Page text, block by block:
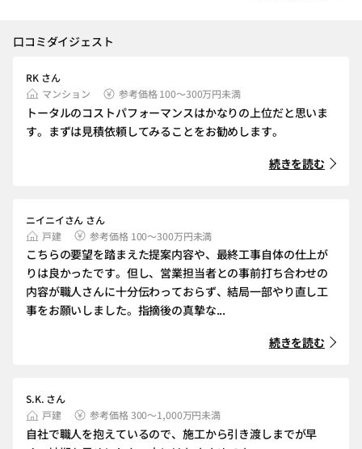
口コミダイジェスト
RK さん
マンション
参考価格 100～300万円未満
トータルのコストパフォーマンスはかなりの上位だと思いま
す。まずは見積依頼してみることをお勧めします。
続きを読む
ニイニイさん さん
戸建
参考価格 100～300万円未満
こちらの要望を踏まえた提案内容や、最終工事自体の仕上が
りは良かったです。但し、営業担当者との事前打ち合わせの
内容が職人さんに十分伝わっておらず、結局一部やり直し工
事をお願いしました。指摘後の真摯な...
続きを読む
S.K. さん
戸建
参考価格 300～1,000万円未満
自社で職人を抱えているので、施工から引き渡しまでが早